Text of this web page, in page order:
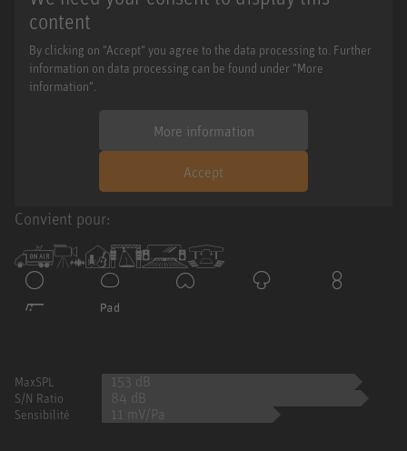
content
By clicking on "Accept" you agree to the data processing to. Further
information on data processing can be found under "More
information".
More information
Accept
Convient pour:
MaxSPL 153 dB
S/N Ratio 84 dB
Sensibilité 11 mV/Pa